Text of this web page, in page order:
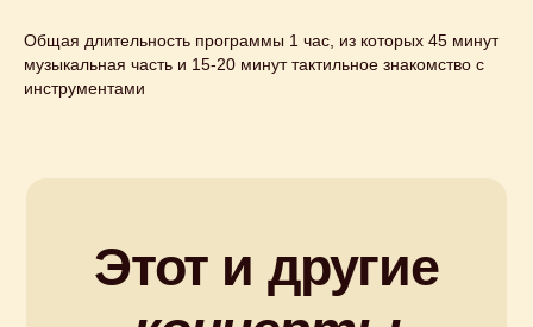
Общая длительность программы 1 час, из которых 45 минут
музыкальная часть и 15-20 минут тактильное знакомство с
инструментами